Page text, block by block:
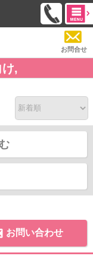
お問合せ
,
お問い合わせ